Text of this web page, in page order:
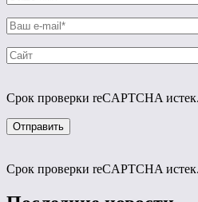
Срок проверки reCAPTCHA
Срок проверки reCAPTCHA